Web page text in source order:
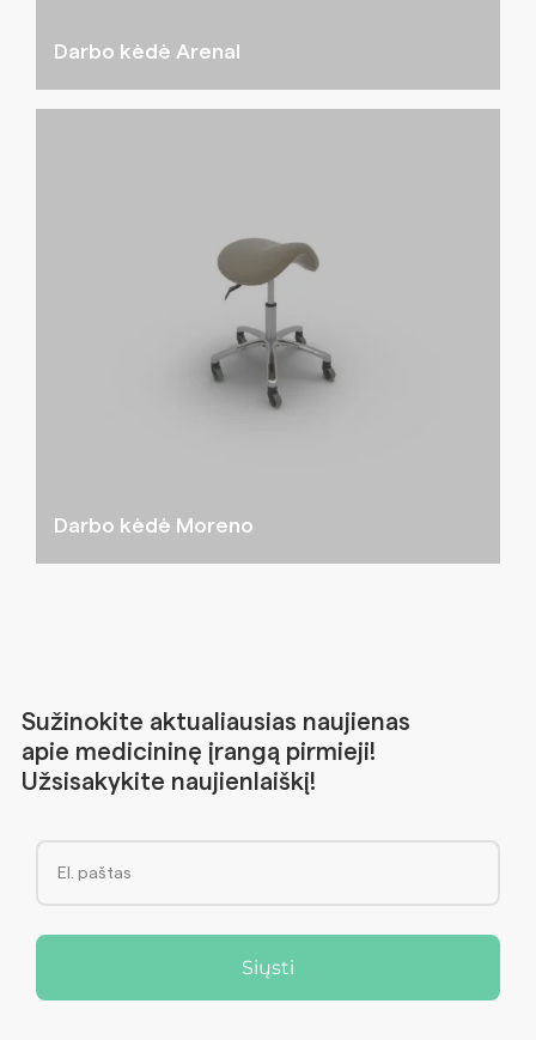
Darbo kėdė Arenal
Darbo kėdė Moreno
Sužinokite aktualiausias naujienas
apie medicininę įrangą pirmieji!
Užsisakykite naujienlaiškį!
Siųsti